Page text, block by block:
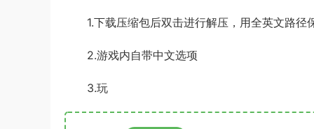
1.下载压缩包后双击进行解压，用全英文路径
2.游戏内自带中文选项
3.玩